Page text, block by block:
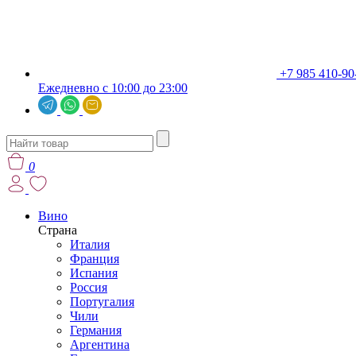
+7 985 410-
Ежедневно с 10:00 до 23:00
0
Вино
Страна
Италия
Франция
Испания
Россия
Португалия
Чили
Германия
Аргентина